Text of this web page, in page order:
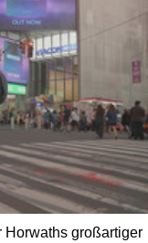
Horwaths großartiger